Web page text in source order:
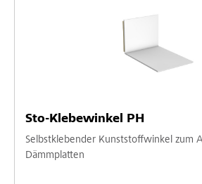
Sto-Klebewinkel PH
Selbstklebender Kunststoffwinkel zum
Dämmplatten